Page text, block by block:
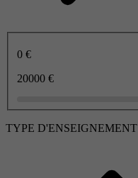
0 €
20000 €
TYPE D'ENSEIGNEMENT